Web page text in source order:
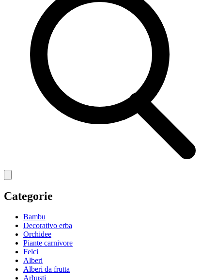
Categorie
Bambu
Decorativo erba
Orchidee
Piante carnivore
Felci
Alberi
Alberi da frutta
Arbusti